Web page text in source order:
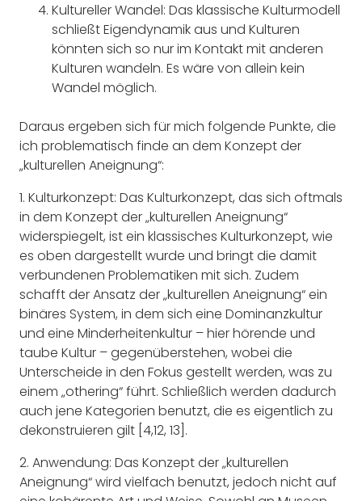
Kultureller Wandel: Das klassische Kulturmodell
schließt Eigendynamik aus und Kulturen
könnten sich so nur im Kontakt mit anderen
Kulturen wandeln. Es wäre von allein kein
Wandel möglich.
Daraus ergeben sich für mich folgende Punkte, die
ich problematisch finde an dem Konzept der
„kulturellen Aneignung“:
1. Kulturkonzept: Das Kulturkonzept, das sich oftmals
in dem Konzept der „kulturellen Aneignung“
widerspiegelt, ist ein klassisches Kulturkonzept, wie
es oben dargestellt wurde und bringt die damit
verbundenen Problematiken mit sich. Zudem
schafft der Ansatz der „kulturellen Aneignung“ ein
binäres System, in dem sich eine Dominanzkultur
und eine Minderheitenkultur – hier hörende und
taube Kultur – gegenüberstehen, wobei die
Unterscheide in den Fokus gestellt werden, was zu
einem „othering“ führt. Schließlich werden dadurch
auch jene Kategorien benutzt, die es eigentlich zu
dekonstruieren gilt [4,12, 13].
2. Anwendung: Das Konzept der „kulturellen
Aneignung“ wird vielfach benutzt, jedoch nicht auf